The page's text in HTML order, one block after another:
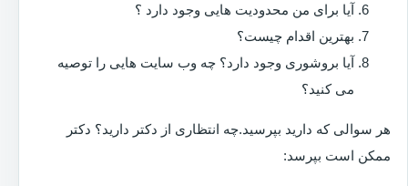
آیا برای من محدودیت هایی وجود دارد ؟
بهترین اقدام چیست؟
آیا بروشوری وجود دارد؟ چه وب سایت هایی را توصیه
می کنید؟
هر سوالی که دارید بپرسید.چه انتظاری از دکتر دارید؟ دکتر
ممکن است بپرسد: